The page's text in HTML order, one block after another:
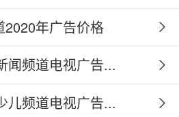
2020年广告价格
闻频道电视广告...
儿频道电视广告...